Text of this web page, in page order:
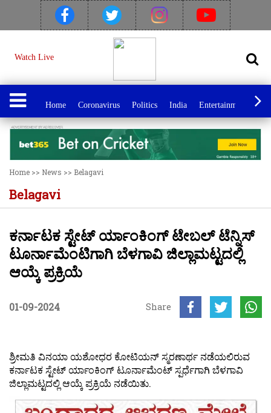
Watch Live
Home Coronavirus Politics India Entertainment
Home >> News >> Belagavi
Belagavi
ಕರ್ನಾಟಕ ಸ್ಟೇಟ್ ರ್ಯಾಂಕಿಂಗ್ ಟೇಬಲ್ ಟೆನ್ನಿಸ್
ಟೂರ್ನಾಮೆಂಟಿಗಾಗಿ ಬೆಳಗಾವಿ ಜಿಲ್ಲಾಮಟ್ಟದಲ್ಲಿ
ಆಯ್ಕೆ ಪ್ರಕ್ರಿಯೆ
01-09-2024 Share
ಶ್ರೀಮತಿ ವಿನಯಾ ಯಶೋಧರ ಕೋಟಿಯನ್ ಸ್ಮರಣಾರ್ಥ ನಡೆಯಲಿರುವ
ಕರ್ನಾಟಕ ಸ್ಟೇಟ್ ರ್ಯಾಂಕಿಂಗ್ ಟೂರ್ನಾಮೆಂಟ್ ಸ್ಪರ್ಧೆಗಾಗಿ ಬೆಳಗಾವಿ
ಜಿಲ್ಲಾಮಟ್ಟದಲ್ಲಿ ಆಯ್ಕೆ ಪ್ರಕ್ರಿಯೆ ನಡೆಯಿತು.